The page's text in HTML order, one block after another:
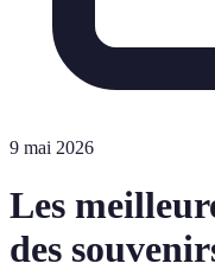
9 mai 2026
Les
des